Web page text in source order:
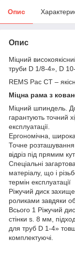
Опис
Опис
Міцний
труби D 1/8-4», D
REMS Рас СТ –
Міцна рама з
Міцний шпиндель.
гарантують точний
експлуатації.
Ергономічна,
Точне
відріз під прямим
Спеціальні
матеріалу, що і
термін експлуатації
Ріжучий диск
роликами завдяки
Всього 1 Ріжучий
стінки s. 8 мм,
для труб D 1-4»
комплектуючі.